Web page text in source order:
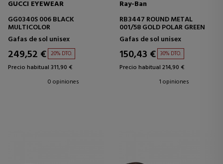
GUCCI EYEWEAR
GG0340S 006 BLACK
MULTICOLOR
Gafas de sol unisex
249,52 € 20% DTO.
Precio habitual 311,90 €
0 opiniones
Ray-Ban
RB3447 ROUND METAL
001/58 GOLD POLAR GREEN
Gafas de sol unisex
150,43 € 30% DTO.
Precio habitual 214,90 €
1 opiniones